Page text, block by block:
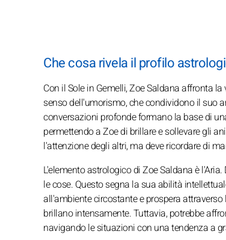
Che cosa rivela il profilo
Con il Sole in Gemelli, Zoe Saldana affronta
senso dell'umorismo, che condividono il suo
conversazioni profonde formano la base di
permettendo a Zoe di brillare e sollevare gli
l'attenzione degli altri, ma deve ricordare di
L'elemento astrologico di Zoe Saldana è
le cose. Questo segna la sua abilità
all'ambiente circostante e prospera
brillano intensamente. Tuttavia, potrebbe
navigando le situazioni con una tendenza a